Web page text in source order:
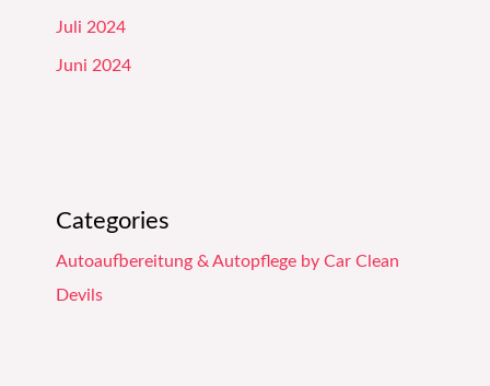
Juli 2024
Juni 2024
Categories
Autoaufbereitung & Autopflege by Car Clean
Devils